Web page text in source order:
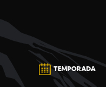
a
la
navegación
principal
al
contenido
principal
a
la
barra
lateral
CB
TEMPORADA